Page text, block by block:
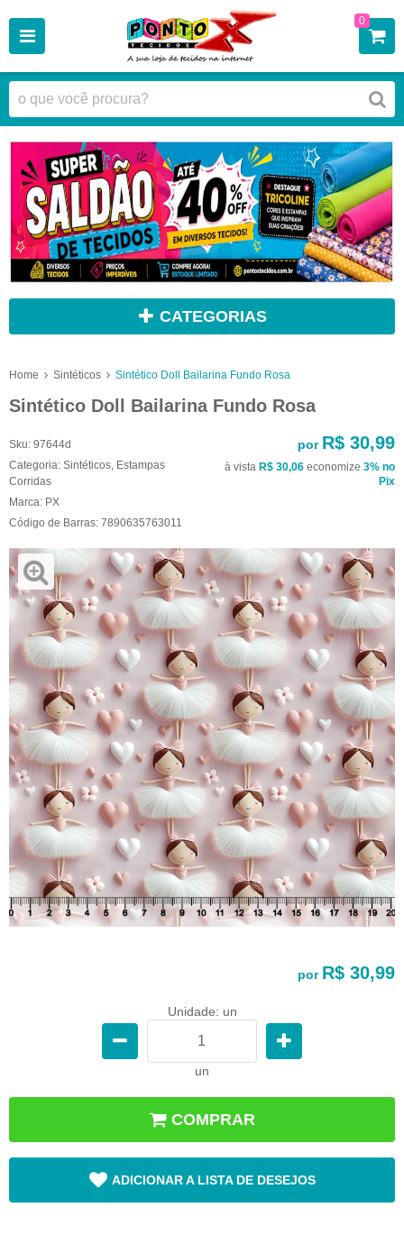
0
CATEGORIAS
Home Sintéticos Sintético Doll Bailarina Fundo Rosa
Sintético Doll Bailarina Fundo Rosa
Sku: 97644d
Categoria: Sintéticos, Estampas
Corridas
Marca: PX
Código de Barras: 7890635763011
por R$ 30,99
à vista R$ 30,06 economize 3% no
Pix
por R$ 30,99
Unidade: un
un
COMPRAR
ADICIONAR A LISTA DE DESEJOS